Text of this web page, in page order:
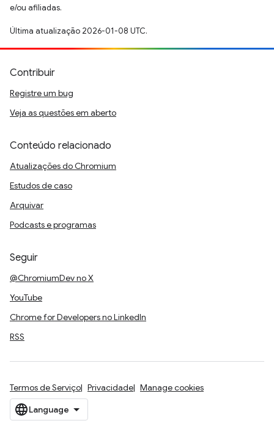
e/ou afiliadas.
Última atualização 2026-01-08 UTC.
Contribuir
Registre um bug
Veja as questões em aberto
Conteúdo relacionado
Atualizações do Chromium
Estudos de caso
Arquivar
Podcasts e programas
Seguir
@ChromiumDev no X
YouTube
Chrome for Developers no LinkedIn
RSS
Termos de Serviço Privacidade Manage cookies